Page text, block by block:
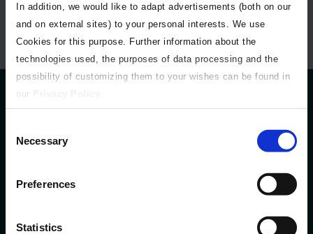
In addition, we would like to adapt advertisements (both on our
and on external sites) to your personal interests. We use
Cookies for this purpose. Further information about the
technologies used, the purposes of data processing and the
possibility of customizing them to your wishes can be found in
our
Selection
Necessary
Preferences
Statistics
1WorldSync is the leader in Product Content Orchestration